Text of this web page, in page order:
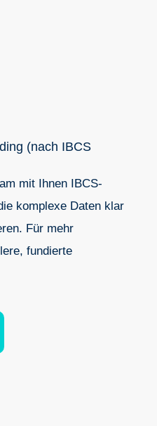
(nach IBCS
mit Ihnen IBCS-
komplexe Daten klar
Für mehr
fundierte